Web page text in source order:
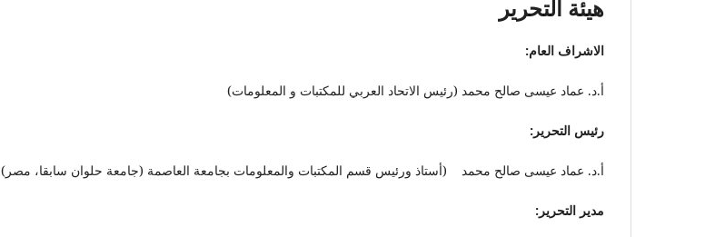
هيئة التحرير
الاشراف العام:
أ.د. عماد عيسى صالح محمد (رئيس الاتحاد العربي للمكتبات و المعلومات)
رئيس التحرير:
أ.د. عماد عيسى صالح محمد (أستاذ ورئيس قسم المكتبات والمعلومات بجامعة العاصمة (جامعة حلوان سابقا، مصر)
مدير التحرير: